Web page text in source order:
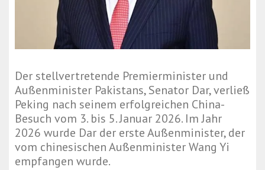
Der stellvertretende Premierminister und
Außenminister Pakistans, Senator Dar, verließ
Peking nach seinem erfolgreichen China-
Besuch vom 3. bis 5. Januar 2026. Im Jahr
2026 wurde Dar der erste Außenminister, der
vom chinesischen Außenminister Wang Yi
empfangen wurde.